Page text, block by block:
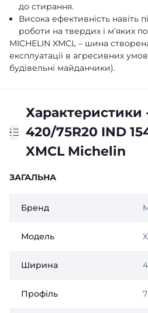
до стирання.
Висока ефективність навіть
роботи на твердих і м’яких
MICHELIN XMCL – шина
експлуатації в агресивних
будівельні майданчики).
420/75R20 IND
XMCL Michelin
ЗАГАЛЬНА
Бренд
Модель
Ширина
Профіль